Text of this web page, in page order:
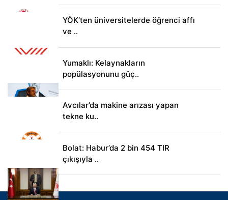
YÖK’ten üniversitelerde öğrenci affı
ve ..
Yumaklı: Kelaynakların
popülasyonunu güç..
Avcılar’da makine arızası yapan
tekne ku..
Bolat: Habur’da 2 bin 454 TIR
çıkışıyla ..